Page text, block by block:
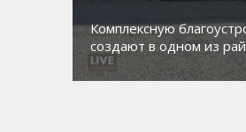
Магадан
по работе с
социального риска